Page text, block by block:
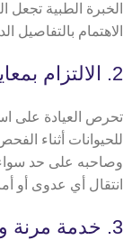
الخبرة الطبية تجعل
الاهتمام بالتفاصيل
2. الالتزام بمعايير النظافة والتعقيم
تحرص العيادة على
للحيوانات أثناء
وصاحبه على حد سواء،
انتقال أي عدوى أو
3. خدمة مرنة وسريعة